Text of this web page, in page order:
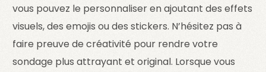
vous pouvez le personnaliser en ajoutant des effets
visuels, des emojis ou des stickers. N’hésitez pas à
faire preuve de créativité pour rendre votre
sondage plus attrayant et original. Lorsque vous